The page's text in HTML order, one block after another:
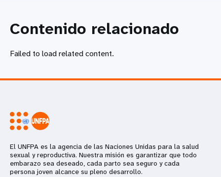
Contenido relacionado
Failed to load related content.
El UNFPA es la agencia de las Naciones Unidas para la salud
sexual y reproductiva. Nuestra misión es garantizar que todo
embarazo sea deseado, cada parto sea seguro y cada
persona joven alcance su pleno desarrollo.